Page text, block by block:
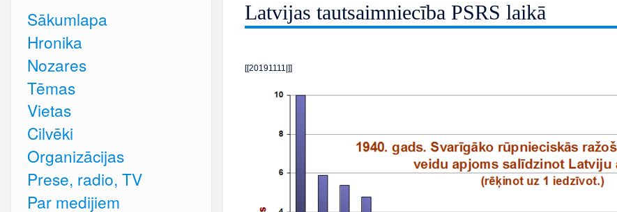
Latvijas tautsaimniecība PSRS laikā
[[20191111|]]
Sākumlapa
Hronika
Nozares
Tēmas
Vietas
Cilvēki
Organizācijas
Prese, radio, TV
Par medijiem